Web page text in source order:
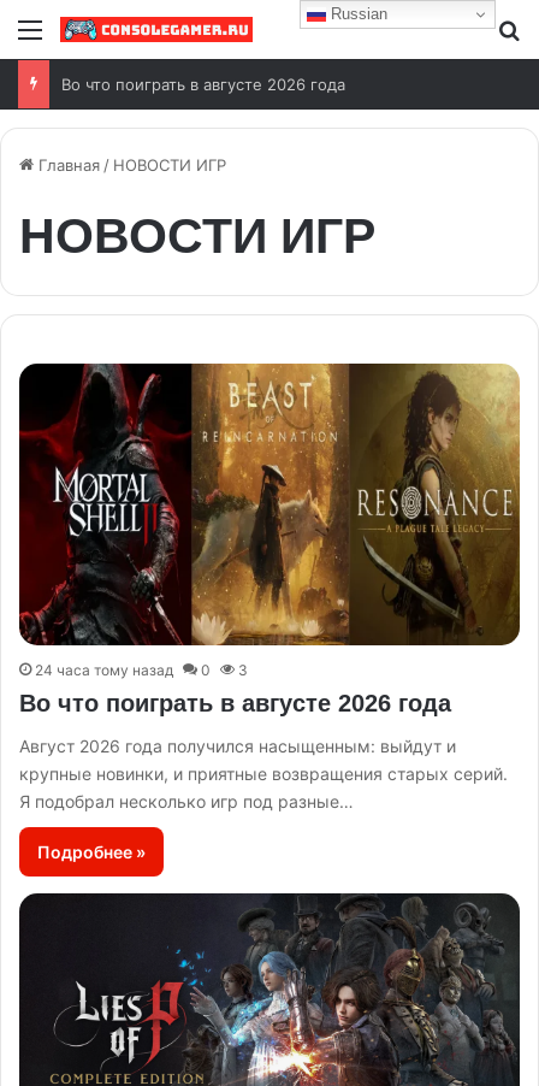
Меню
Во что поиграть в августе 2026 года
Главная / НОВОСТИ ИГР
НОВОСТИ ИГР
24 часа тому назад 0 3
Во что поиграть в августе 2026 года
Август 2026 года получился насыщенным: выйдут и
крупные новинки, и приятные возвращения старых серий.
Я подобрал несколько игр под разные…
Подробнее »
Russian